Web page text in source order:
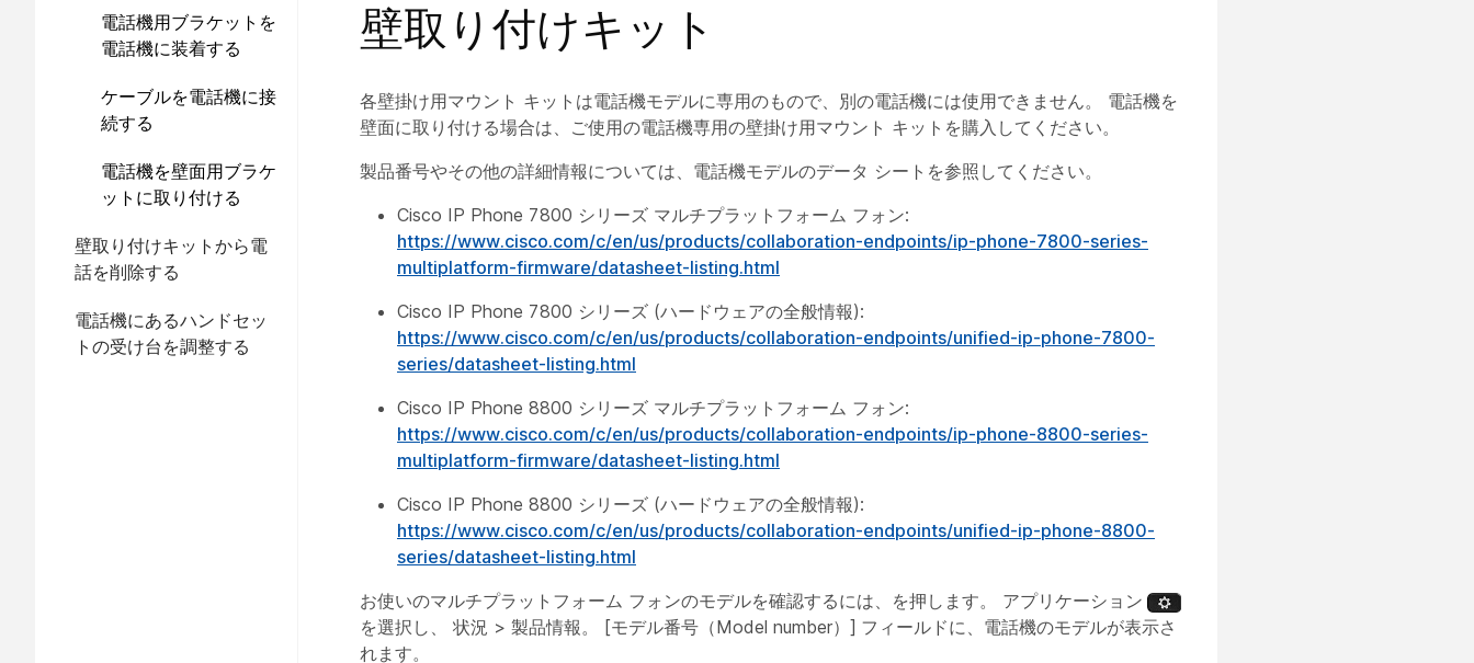
電話機用ブラケットを
電話機に装着する
ケーブルを電話機に接
続する
電話機を壁面用ブラケ
ットに取り付ける
壁取り付けキットから電
話を削除する
電話機にあるハンドセッ
トの受け台を調整する
壁取り付けキット
各壁掛け用マウント キットは電話機モデルに専用のもので、別の電話機には使用できません。 電話機を
壁面に取り付ける場合は、ご使用の電話機専用の壁掛け用マウント キットを購入してください。
製品番号やその他の詳細情報については、電話機モデルのデータ シートを参照してください。
Cisco IP Phone 7800 シリーズ マルチプラットフォーム フォン:
https://www.cisco.com/c/en/us/products/collaboration-endpoints/ip-phone-7800-series-
multiplatform-firmware/datasheet-listing.html
Cisco IP Phone 7800 シリーズ (ハードウェアの全般情報):
https://www.cisco.com/c/en/us/products/collaboration-endpoints/unified-ip-phone-7800-
series/datasheet-listing.html
Cisco IP Phone 8800 シリーズ マルチプラットフォーム フォン:
https://www.cisco.com/c/en/us/products/collaboration-endpoints/ip-phone-8800-series-
multiplatform-firmware/datasheet-listing.html
Cisco IP Phone 8800 シリーズ (ハードウェアの全般情報):
https://www.cisco.com/c/en/us/products/collaboration-endpoints/unified-ip-phone-8800-
series/datasheet-listing.html
お使いのマルチプラットフォーム フォンのモデルを確認するには、を押します。 アプリケーション
を選択し、 状況 > 製品情報。 [モデル番号（Model number）] フィールドに、電話機のモデルが表示さ
れます。